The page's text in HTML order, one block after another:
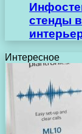
стенды
Интересное